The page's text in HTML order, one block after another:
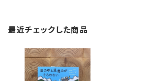
最近チェックした商品